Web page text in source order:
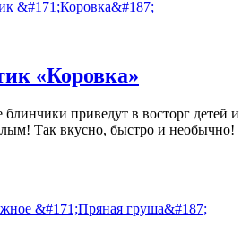
«Коровка»
приведут в восторг детей и
Так вкусно, быстро и необычно!